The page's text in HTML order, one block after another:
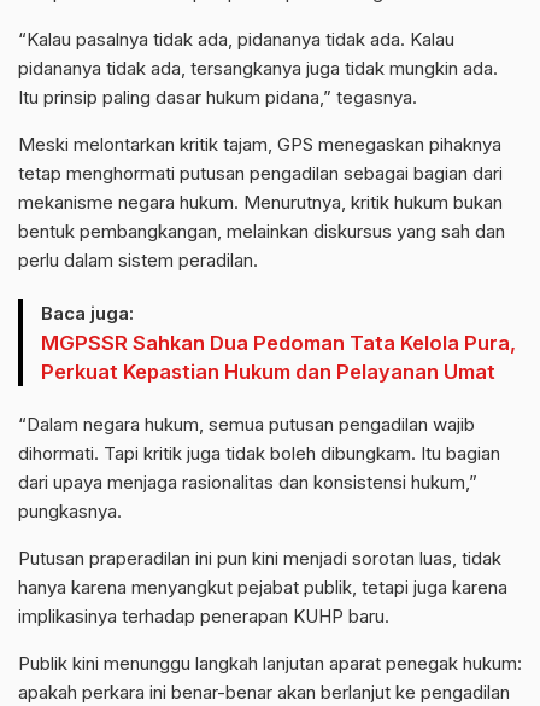
“Kalau pasalnya tidak ada, pidananya tidak ada. Kalau
pidananya tidak ada, tersangkanya juga tidak mungkin ada.
Itu prinsip paling dasar hukum pidana,” tegasnya.
Meski melontarkan kritik tajam, GPS menegaskan pihaknya
tetap menghormati putusan pengadilan sebagai bagian dari
mekanisme negara hukum. Menurutnya, kritik hukum bukan
bentuk pembangkangan, melainkan diskursus yang sah dan
perlu dalam sistem peradilan.
Baca juga:
MGPSSR Sahkan Dua Pedoman Tata Kelola Pura,
Perkuat Kepastian Hukum dan Pelayanan Umat
“Dalam negara hukum, semua putusan pengadilan wajib
dihormati. Tapi kritik juga tidak boleh dibungkam. Itu bagian
dari upaya menjaga rasionalitas dan konsistensi hukum,”
pungkasnya.
Putusan praperadilan ini pun kini menjadi sorotan luas, tidak
hanya karena menyangkut pejabat publik, tetapi juga karena
implikasinya terhadap penerapan KUHP baru.
Publik kini menunggu langkah lanjutan aparat penegak hukum:
apakah perkara ini benar-benar akan berlanjut ke pengadilan